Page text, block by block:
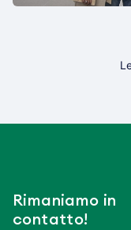
Rimaniamo in
contatto!